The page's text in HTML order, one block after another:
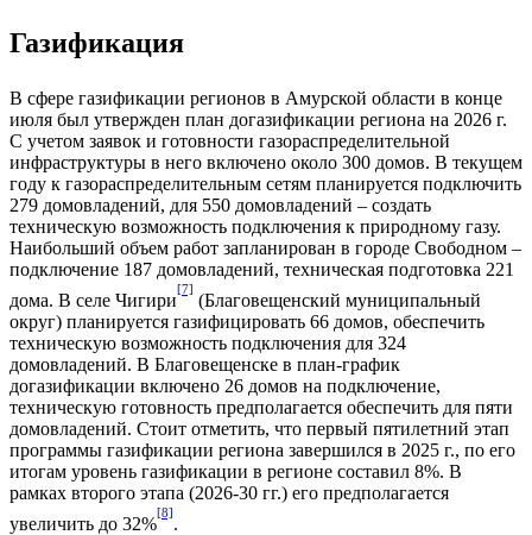
Газификация
В сфере газификации регионов в Амурской области в конце
июля был утвержден план догазификации региона на 2026 г.
С учетом заявок и готовности газораспределительной
инфраструктуры в него включено около 300 домов. В текущем
году к газораспределительным сетям планируется подключить
279 домовладений, для 550 домовладений – создать
техническую возможность подключения к природному газу.
Наибольший объем работ запланирован в городе Свободном –
подключение 187 домовладений, техническая подготовка 221
дома. В селе Чигири
[7]
(Благовещенский муниципальный
округ) планируется газифицировать 66 домов, обеспечить
техническую возможность подключения для 324
домовладений. В Благовещенске в план-график
догазификации включено 26 домов на подключение,
техническую готовность предполагается обеспечить для пяти
домовладений. Стоит отметить, что первый пятилетний этап
программы газификации региона завершился в 2025 г., по его
итогам уровень газификации в регионе составил 8%. В
рамках второго этапа (2026-30 гг.) его предполагается
увеличить до 32%
[8]
.